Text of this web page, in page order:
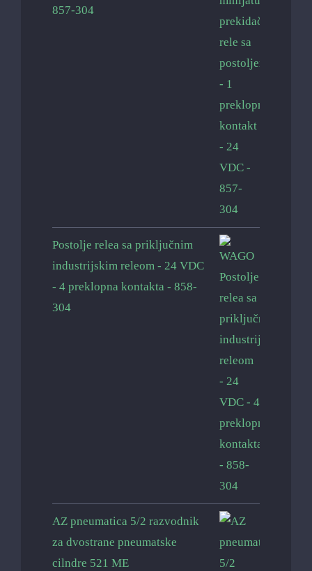
857-304
Postolje relea sa priključnim
industrijskim releom - 24 VDC
- 4 preklopna kontakta - 858-
304
AZ pneumatica 5/2 razvodnik
za dvostrane pneumatske
cilndre 521 ME